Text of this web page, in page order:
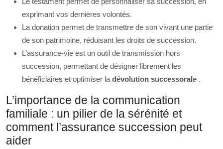
exprimant vos dernières volontés.
La donation permet de transmettre de son vivant une partie
de son patrimoine, réduisant les droits de succession.
L’assurance-vie est un outil de transmission hors
succession, permettant de désigner librement les
bénéficiaires et optimiser la dévolution successorale .
L’importance de la communication
familiale : un pilier de la sérénité et
comment l’assurance succession peut
aider